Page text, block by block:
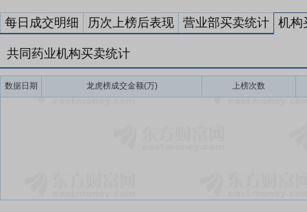
每日成交明细 历次上榜后表现 营业部买卖统计 机构
共同药业机构买卖统计
数据日期 龙虎榜成交金额(万) 上榜次数